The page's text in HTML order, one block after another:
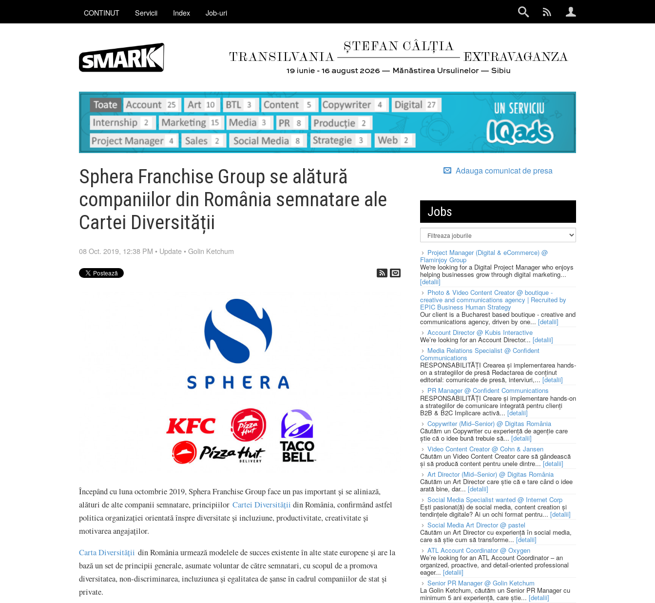
CONTINUT Servicii Index Job-uri
Sphera Franchise Group se alătură
companiilor din România semnatare ale
Cartei Diversității
08 Oct. 2019, 12:38 PM • Update •Golin Ketchum
Începând cu luna octombrie 2019, Sphera Franchise Group face un pas important și se aliniază,
alături de alte companii semnatare, principiilor Cartei Diversității din România, confirmând astfel
politica organizației orientată înspre diversitate și incluziune, productivitate, creativitate și
motivarea angajaților.
Carta Diversității din România urmează modelele de succes existente în alte state europene și are la
bază un set de principii generale, asumate voluntar de către semnatari, cu scopul de a promova
diversitatea, non-discriminarea, incluziunea și egalitatea de șanse în cadrul companiilor de stat și
private.
Adauga comunicat de presa
Jobs
Project Manager (Digital & eCommerce) @
Flaminjoy Group
We're looking for a Digital Project Manager who enjoys
helping businesses grow through digital marketing...
[detalii]
Photo & Video Content Creator @ boutique -
creative and communications agency | Recruited by
EPIC Business Human Strategy
Our client is a Bucharest based boutique - creative and
communications agency, driven by one... [detalii]
Account Director @ Kubis Interactive
We’re looking for an Account Director... [detalii]
Media Relations Specialist @ Confident
Communications
RESPONSABILITĂȚI Crearea și implementarea hands-
on a strategiilor de presă Redactarea de conținut
editorial: comunicate de presă, interviuri,... [detalii]
PR Manager @ Confident Communications
RESPONSABILITĂȚI Creare și implementare hands-on
a strategiilor de comunicare integrată pentru clienți
B2B & B2C Implicare activă... [detalii]
Copywriter (Mid–Senior) @ Digitas România
Căutăm un Copywriter cu experiență de agenție care
știe că o idee bună trebuie să... [detalii]
Video Content Creator @ Cohn & Jansen
Căutăm un Video Content Creator care să gândească
și să producă content pentru unele dintre...[detalii]
Art Director (Mid–Senior) @ Digitas România
Căutăm un Art Director care știe că e tare când o idee
arată bine, dar... [detalii]
Social Media Specialist wanted @ Internet Corp
Ești pasionat(ă) de social media, content creation și
tendințele digitale? Ai un ochi format pentru... [detalii]
Social Media Art Director @ pastel
Căutăm un Art Director cu experiență în social media,
care să știe cum să transforme... [detalii]
ATL Account Coordinator @ Oxygen
We’re looking for an ATL Account Coordinator – an
organized, proactive, and detail-oriented professional
eager... [detalii]
Senior PR Manager @ Golin Ketchum
La Golin Ketchum, căutăm un Senior PR Manager cu
minimum 5 ani experiență, care știe... [detalii]